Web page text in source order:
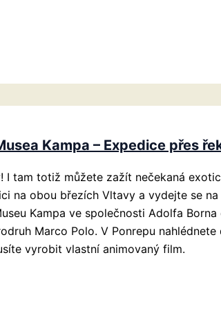
Kampa – Expedice přes
I tam totiž můžete zažít nečekaná
na obou březích Vltavy a vydejte se
Kampa ve společnosti Adolfa
Marco Polo. V Ponrepu
vyrobit vlastní animovaný film.